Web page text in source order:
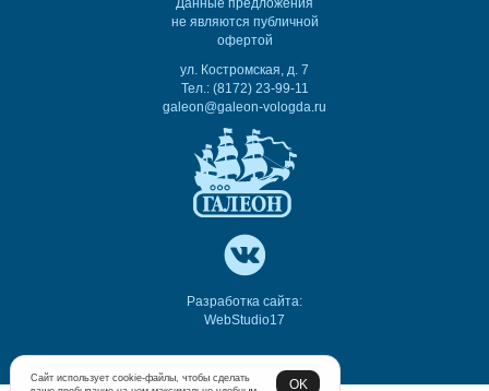
не являются публичной
офертой
ул. Костромская, д. 7
Тел.: (8172) 23-99-11
galeon@galeon-vologda.ru
Разработка сайта:
WebStudio17
Сайт использует cookie-файлы, чтобы сделать
OK